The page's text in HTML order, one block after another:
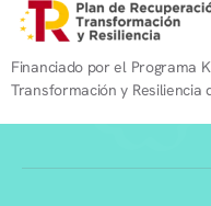
Financiado por el Programa
Transformación y Resiliencia